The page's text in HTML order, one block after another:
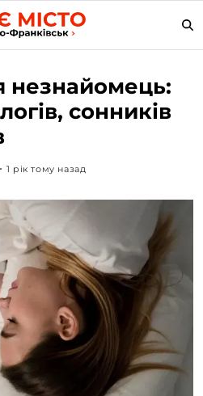
незнайомець:
сонників
1 рік тому назад